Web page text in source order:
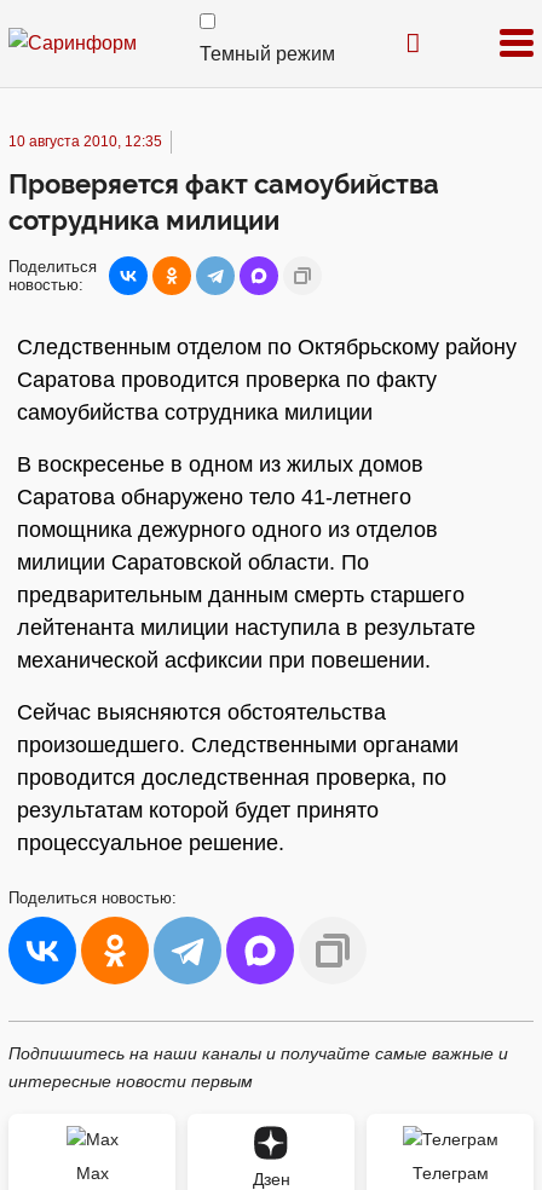
Темный режим
10 августа 2010, 12:35
Проверяется факт самоубийства
сотрудника милиции
Поделиться
новостью:
Следственным отделом по Октябрьскому району
Саратова проводится проверка по факту
самоубийства сотрудника милиции
В воскресенье в одном из жилых домов
Саратова обнаружено тело 41-летнего
помощника дежурного одного из отделов
милиции Саратовской области. По
предварительным данным смерть старшего
лейтенанта милиции наступила в результате
механической асфиксии при повешении.
Сейчас выясняются обстоятельства
произошедшего. Следственными органами
проводится доследственная проверка, по
результатам которой будет принято
процессуальное решение.
Поделиться новостью:
Подпишитесь на наши каналы и получайте самые важные и
интересные новости первым
Max Дзен Телеграм